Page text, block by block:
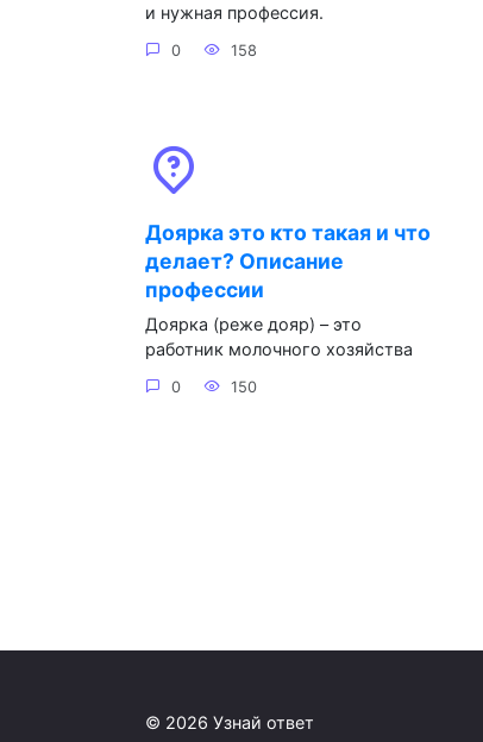
и нужная профессия.
0 158
Доярка это кто такая и что
делает? Описание
профессии
Доярка (реже дояр) – это
работник молочного хозяйства
0 150
© 2026 Узнай ответ